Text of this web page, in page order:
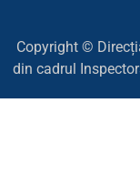
Copyright ©
din cadrul